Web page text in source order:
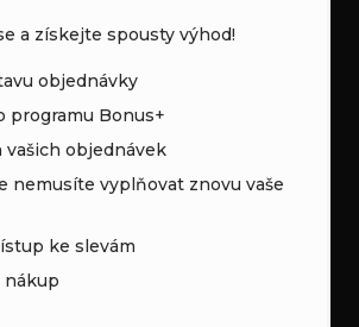
a získejte spousty výhod!
objednávky
programu Bonus+
vašich objednávek
nemusíte vyplňovat znovu vaše
ke slevám
nákup